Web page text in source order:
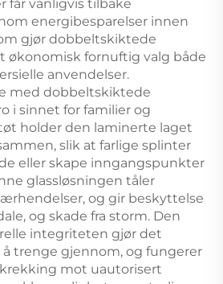
får vanligvis tilbake
energibesparelser innen
gjør dobbeltskiktede
økonomisk fornuftig valg både
anvendelser.
med dobbeltskiktede
i sinnet for familier og
holder den laminerte laget
slik at farlige splinter
eller skape inngangspunkter
glassløsningen tåler
og gir beskyttelse
og skade fra storm. Den
integriteten gjør det
trenge gjennom, og fungerer
mot uautorisert